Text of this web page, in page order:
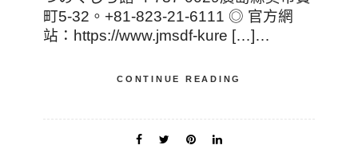
町5-32。+81-823-21-6111 ◎ 官方網
站：https://www.jmsdf-kure […]…
CONTINUE READING